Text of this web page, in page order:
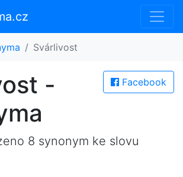
Svárlivost
Facebook
-
8 synonym ke slovu